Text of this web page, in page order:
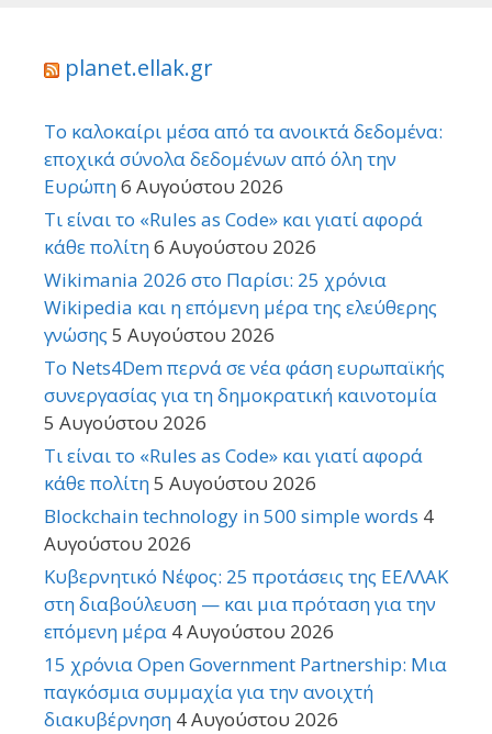
planet.ellak.gr
Το καλοκαίρι μέσα από τα ανοικτά δεδομένα:
εποχικά σύνολα δεδομένων από όλη την
Ευρώπη6 Αυγούστου 2026
Τι είναι το «Rules as Code» και γιατί αφορά
κάθε πολίτη6 Αυγούστου 2026
Wikimania 2026 στο Παρίσι: 25 χρόνια
Wikipedia και η επόμενη μέρα της ελεύθερης
γνώσης 5 Αυγούστου 2026
Το Nets4Dem περνά σε νέα φάση ευρωπαϊκής
συνεργασίας για τη δημοκρατική καινοτομία
5 Αυγούστου 2026
Τι είναι το «Rules as Code» και γιατί αφορά
κάθε πολίτη5 Αυγούστου 2026
Blockchain technology in 500 simple words 4
Αυγούστου 2026
Κυβερνητικό Νέφος: 25 προτάσεις της ΕΕΛΛΑΚ
στη διαβούλευση — και μια πρόταση για την
επόμενη μέρα 4 Αυγούστου 2026
15 χρόνια Open Government Partnership: Μια
παγκόσμια συμμαχία για την ανοιχτή
διακυβέρνηση 4 Αυγούστου 2026